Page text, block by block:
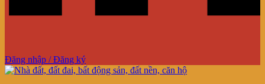
Đăng nhập / Đăng ký